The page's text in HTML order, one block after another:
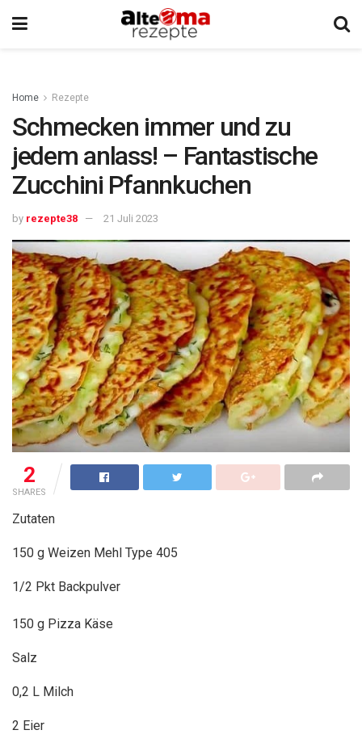
Home Rezepte
Schmecken immer und zu
jedem anlass! – Fantastische
Zucchini Pfannkuchen
by rezepte38 21 Juli 2023
2
SHARES
Zutaten
150 g Weizen Mehl Type 405
1/2 Pkt Backpulver
150 g Pizza Käse
Salz
0,2 L Milch
2 Eier